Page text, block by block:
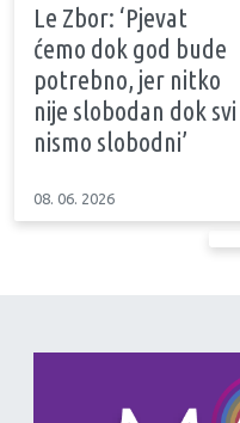
Le Zbor: ‘Pjevat
ćemo dok god bude
potrebno, jer nitko
nije slobodan dok svi
nismo slobodni’
08. 06. 2026